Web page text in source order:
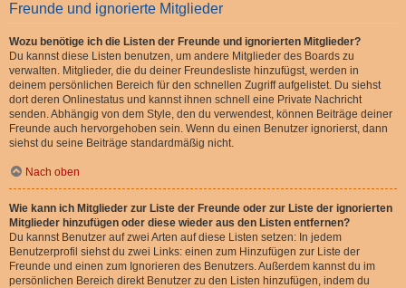
Freunde und ignorierte Mitglieder
Wozu benötige ich die Listen der Freunde und ignorierten Mitglieder?
Du kannst diese Listen benutzen, um andere Mitglieder des Boards zu
verwalten. Mitglieder, die du deiner Freundesliste hinzufügst, werden in
deinem persönlichen Bereich für den schnellen Zugriff aufgelistet. Du siehst
dort deren Onlinestatus und kannst ihnen schnell eine Private Nachricht
senden. Abhängig von dem Style, den du verwendest, können Beiträge deiner
Freunde auch hervorgehoben sein. Wenn du einen Benutzer ignorierst, dann
siehst du seine Beiträge standardmäßig nicht.
Nach oben
Wie kann ich Mitglieder zur Liste der Freunde oder zur Liste der ignorierten
Mitglieder hinzufügen oder diese wieder aus den Listen entfernen?
Du kannst Benutzer auf zwei Arten auf diese Listen setzen: In jedem
Benutzerprofil siehst du zwei Links: einen zum Hinzufügen zur Liste der
Freunde und einen zum Ignorieren des Benutzers. Außerdem kannst du im
persönlichen Bereich direkt Benutzer zu den Listen hinzufügen, indem du